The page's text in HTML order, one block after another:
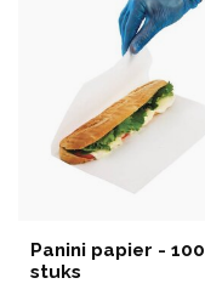
Panini papier - 100
stuks